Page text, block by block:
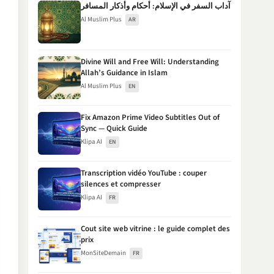
آداب السفر في الإسلام: أحكام وأذكار المسافر
Al Muslim Plus AR
Divine Will and Free Will: Understanding
Allah’s Guidance in Islam
Al Muslim Plus EN
Fix Amazon Prime Video Subtitles Out of
Sync — Quick Guide
Klipa AI EN
Transcription vidéo YouTube : couper
silences et compresser
Klipa AI FR
Cout site web vitrine : le guide complet des
prix
MonSiteDemain FR